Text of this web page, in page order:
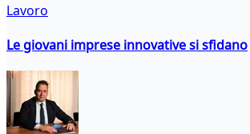
Lavoro
Le giovani imprese innovative si sfidano